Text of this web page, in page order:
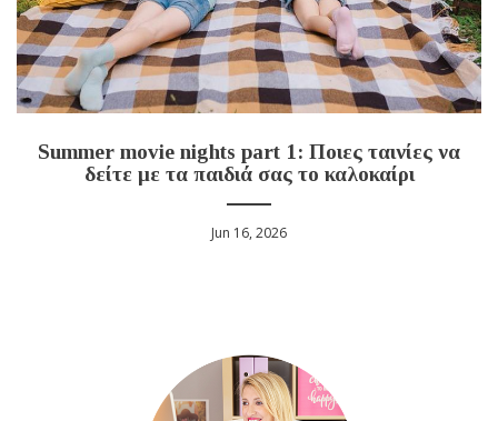
Summer movie nights part 1: Ποιες ταινίες να
δείτε με τα παιδιά σας το καλοκαίρι
Jun 16, 2026